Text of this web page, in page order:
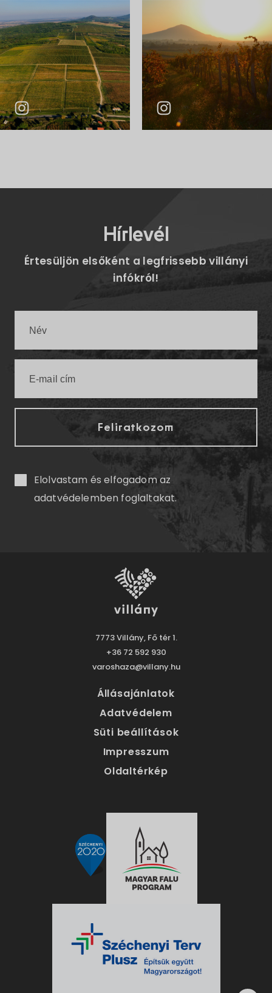
Hírlevél
Értesüljön elsőként a legfrissebb villányi
infókról!
Elolvastam és elfogadom az
adatvédelemben foglaltakat.
7773 Villány, Fő tér 1.
+36 72 592 930
varoshaza@villany.hu
Állásajánlatok
Adatvédelem
Süti beállítások
Impresszum
Oldaltérkép